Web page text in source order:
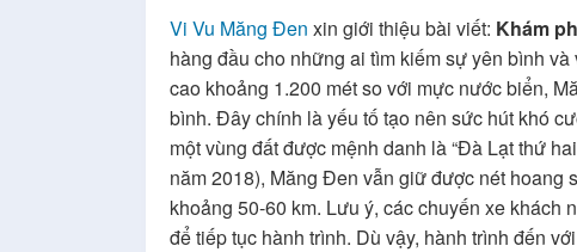
Vi Vu Măng Đen xin giới thiệu bài viết: Khám
hàng đầu cho những ai tìm kiếm sự yên bình
cao khoảng 1.200 mét so với mực nước biển,
bình. Đây chính là yếu tố tạo nên sức hút khó
một vùng đất được mệnh danh là “Đà Lạt thứ
năm 2018), Măng Đen vẫn giữ được nét hoang
khoảng 50-60 km. Lưu ý, các chuyến xe khách
để tiếp tục hành trình. Dù vậy, hành trình đến